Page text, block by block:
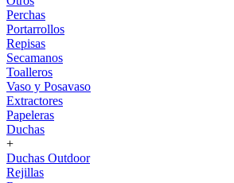
Perchas
Portarrollos
Repisas
Secamanos
Toalleros
Vaso y Posavaso
Extractores
Papeleras
Duchas
+
Duchas Outdoor
Rejillas